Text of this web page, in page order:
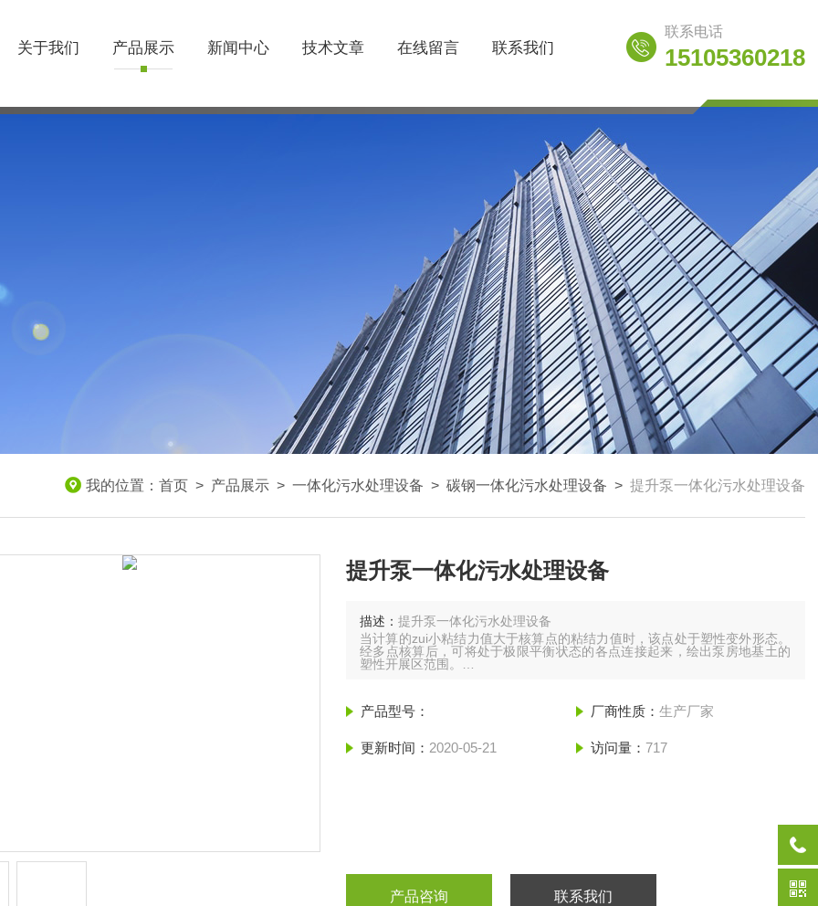
关于我们 产品展示 新闻中心 技术文章 在线留言 联系我们
联系电话
15105360218
我的位置： 首页 > 产品展示 > 一体化污水处理设备 > 碳钢一体化污水处理设备 > 提升泵一体化污水处理设备
提升泵一体化污水处理设备
描述：提升泵一体化污水处理设备
当计算的zui小粘结力值大于核算点的粘结力值时，该点处于塑性变外形态。
经多点核算后，可将处于极限平衡状态的各点连接起来，绘出泵房地基土的
塑性开展区范围。
材料
2.1.1 顶盖应由玻璃钢边盖和可开启的泵站盖板组成。盖板材料可由玻璃钢或
产品型号： 厂商性质： 生产厂家
更新时间： 2020-05-21 访问量： 717
产品咨询 联系我们